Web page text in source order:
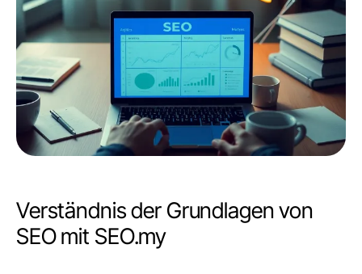
Verständnis der Grundlagen von
SEO mit SEO.my